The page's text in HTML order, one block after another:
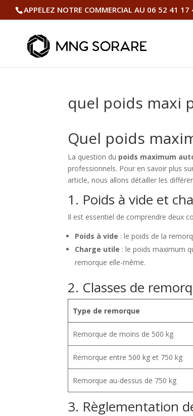
APPELEZ NOTRE COMMERCIAL AU 06 52 41 17
quel poids maxi
Quel poids
La question du poids maximum
professionnels. Pour en savoir plus
article, nous allons détailler les
1. Poids à vide et
Il est essentiel de comprendre deux
Poids à vide : le poids de la
Charge utile : le poids maximum
remorque elle-même.
2. Classes de
Type de remorque
Remorque de moins de 500 kg
Remorque entre 500 kg et 750 kg
Remorque au-dessus de 750 kg
3. Règlementation